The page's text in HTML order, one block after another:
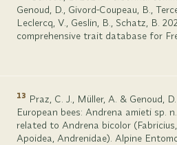
Genoud, D., Givord-Coupeau, B.,
Leclercq, V., Geslin, B., Schatz, B.
comprehensive trait database for
13 Praz, C. J., Müller, A. & Genoud,
European bees: Andrena amieti sp.
related to Andrena bicolor
Apoidea, Andrenidae). Alpine